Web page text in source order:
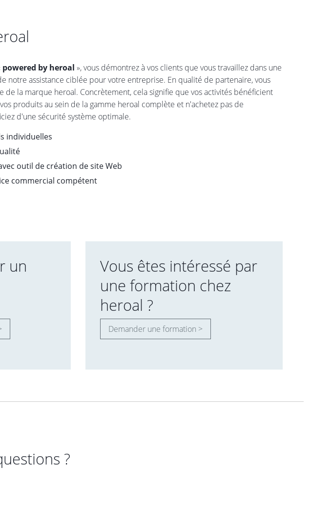
powered by heroal », vous démontrez à vos clients que vous travaillez dans une
notre assistance ciblée pour votre entreprise. En qualité de partenaire, vous
de la marque heroal. Concrètement, cela signifie que vos activités bénéficient
produits au sein de la gamme heroal complète et n'achetez pas de
d'une sécurité système optimale.
individuelles
outil de création de site Web
commercial compétent
un
Vous êtes intéressé par
une formation chez
heroal ?
Demander une formation >
?